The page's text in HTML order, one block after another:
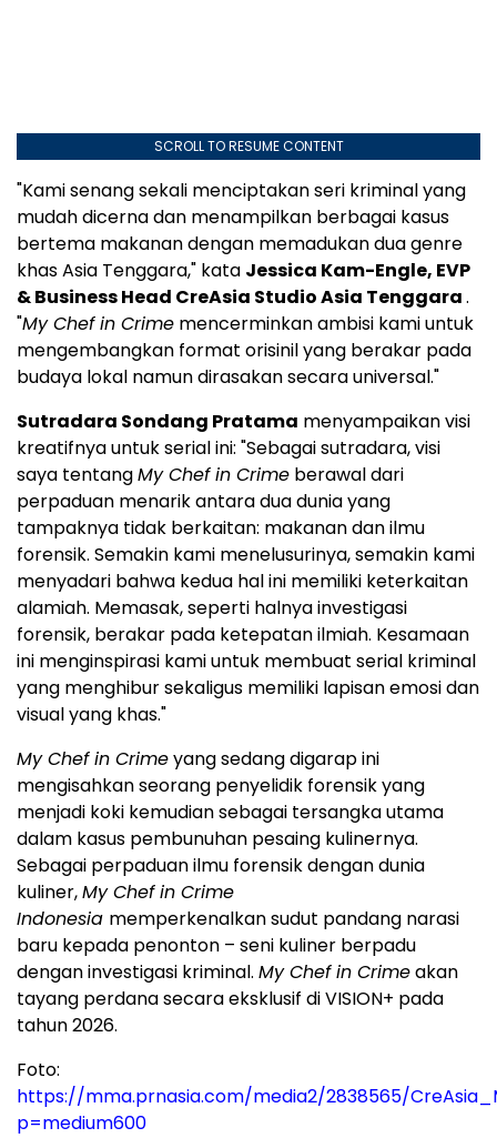
SCROLL TO RESUME CONTENT
"Kami senang sekali menciptakan seri kriminal yang
mudah dicerna dan menampilkan berbagai kasus
bertema makanan dengan memadukan dua genre
khasAsia Tenggara," kata Jessica Kam-Engle, EVP
& Business Head CreAsia Studio Asia Tenggara.
"My Chef in Crime mencerminkan ambisi kami untuk
mengembangkan format orisinil yang berakar pada
budaya lokal namun dirasakan secara universal."
Sutradara Sondang Pratama menyampaikan visi
kreatifnya untuk serial ini: "Sebagai sutradara, visi
saya tentangMy Chef in Crime berawal dari
perpaduan menarik antara dua dunia yang
tampaknya tidak berkaitan: makanan dan ilmu
forensik. Semakin kami menelusurinya, semakin kami
menyadari bahwa kedua hal ini memiliki keterkaitan
alamiah. Memasak, seperti halnya investigasi
forensik, berakar pada ketepatan ilmiah. Kesamaan
ini menginspirasi kami untuk membuat serial kriminal
yang menghibur sekaligus memiliki lapisan emosi dan
visual yang khas."
My Chef in Crimeyang sedang digarap ini
mengisahkan seorang penyelidik forensik yang
menjadi koki kemudian sebagai tersangka utama
dalam kasus pembunuhan pesaing kulinernya.
Sebagai perpaduan ilmu forensik dengan dunia
kuliner,My Chef in Crime
Indonesia memperkenalkan sudut pandang narasi
baru kepada penonton – seni kuliner berpadu
dengan investigasi kriminal. My Chef in Crimeakan
tayang perdana secara eksklusif di VISION+ pada
tahun 2026.
Foto:
https://mma.prnasia.com/media2/2838565/
p=medium600